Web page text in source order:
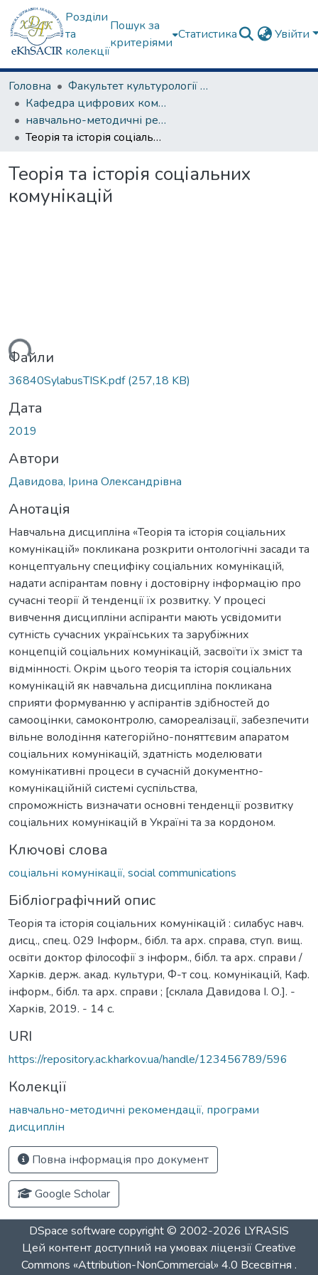
Розділи
та
колекції
Пошук за
критеріями
Статистика Увійти
Головна
Факультет культурології та соціальних комунікацій
Кафедра цифрових комунікацій та інформаційних технологій
навчально-методичні рекомендації, програми дисциплін
Теорія та історія соціальних комунікацій
Теорія та історія соціальних
комунікацій
Файли
36840SylabusTISK.pdf(257,18 KB)
Дата
2019
Автори
Давидова, Ірина Олександрівна
Анотація
Навчальна дисципліна «Теорія та історія соціальних
комунікацій» покликана розкрити онтологічні засади та
концептуальну специфіку соціальних комунікацій,
надати аспірантам повну і достовірну інформацію про
сучасні теорії й тенденції їх розвитку. У процесі
вивчення дисципліни аспіранти мають усвідомити
сутність сучасних українських та зарубіжних
концепцій соціальних комунікацій, засвоїти їх зміст та
відмінності. Окрім цього теорія та історія соціальних
комунікацій як навчальна дисципліна покликана
сприяти формуванню у аспірантів здібностей до
самооцінки, самоконтролю, самореалізації, забезпечити
вільне володіння категорійно-поняттєвим апаратом
соціальних комунікацій, здатність моделювати
комунікативні процеси в сучасній документно-
комунікаційній системі суспільства,
спроможність визначати основні тенденції розвитку
соціальних комунікацій в Україні та за кордоном.
Ключові слова
соціальні комунікації, social communications
Бібліографічний опис
Теорія та історія соціальних комунікацій : силабус навч.
дисц., спец. 029 Інформ., бібл. та арх. справа, ступ. вищ.
освіти доктор філософії з інформ., бібл. та арх. справи /
Харків. держ. акад. культури, Ф-т соц. комунікацій, Каф.
інформ., бібл. та арх. справи ; [склала Давидова І. О.]. -
Харків, 2019. - 14 с.
URI
https://repository.ac.kharkov.ua/handle/123456789/596
Колекції
навчально-методичні рекомендації, програми
дисциплін
Повна інформація про документ
Google Scholar
DSpace software copyright © 2002-2026 LYRASIS
Цей контент доступний на умовах ліцензіїCreative
Commons «Attribution-NonCommercial» 4.0 Всесвітня .